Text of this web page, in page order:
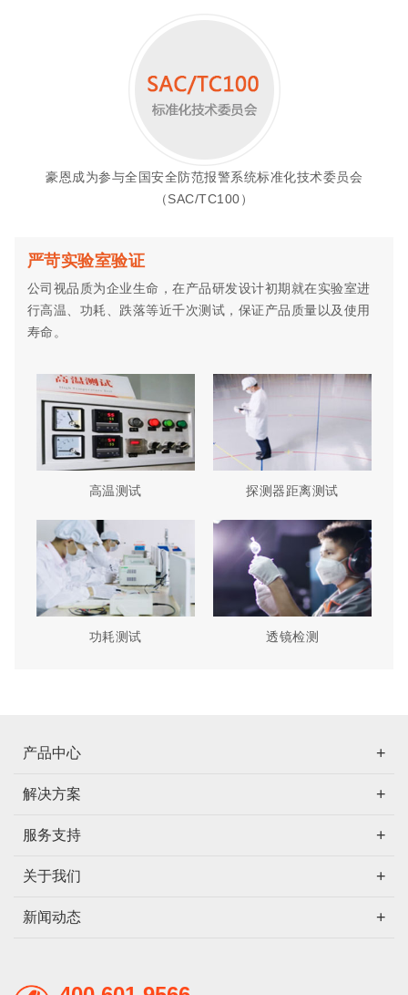
豪恩成为参与全国安全防范报警系统标准化技术委员会
（SAC/TC100）
严苛实验室验证
公司视品质为企业生命，在产品研发设计初期就在实验室进
行高温、功耗、跌落等近千次测试，保证产品质量以及使用
寿命。
高温测试 探测器距离测试
功耗测试 透镜检测
产品中心
解决方案
服务支持
关于我们
新闻动态